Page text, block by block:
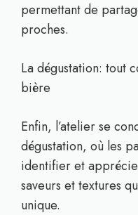
permettant de
proches.
La dégustation: tout
bière
Enfin, l’atelier se
dégustation, où les
identifier et
saveurs et textures
unique.